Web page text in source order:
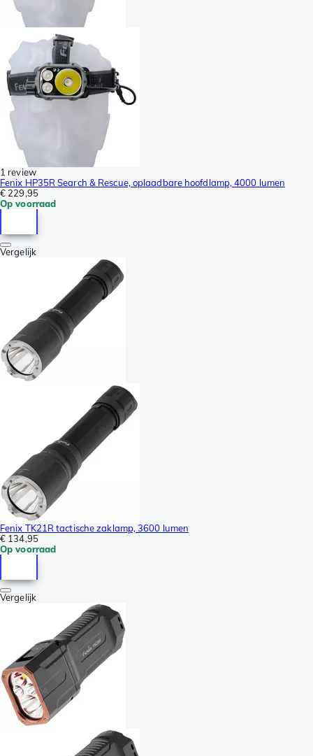
1 review
Fenix HP35R Search & Rescue, oplaadbare hoofdlamp, 4000 lumen
€ 229,95
Op voorraad
Vergelijk
Fenix TK21R tactische zaklamp, 3600 lumen
€ 134,95
Op voorraad
Vergelijk